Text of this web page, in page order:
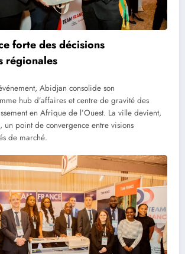
forte des décisions
régionales
Abidjan consolide son
hub d’affaires et centre de gravité des
en Afrique de l’Ouest. La ville devient,
un point de convergence entre visions
de marché.